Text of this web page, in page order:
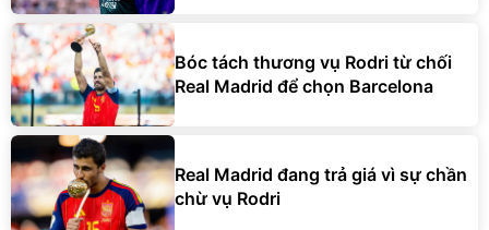
Bóc tách thương vụ Rodri từ chối
Real Madrid để chọn Barcelona
Real Madrid đang trả giá vì sự chần
chừ vụ Rodri